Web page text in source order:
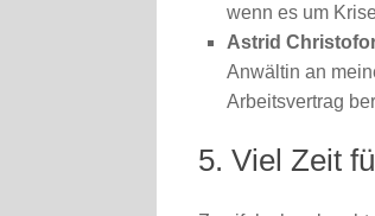
wenn es um
Astrid
Anwältin an
Arbeitsvertrag
5. Viel Zeit